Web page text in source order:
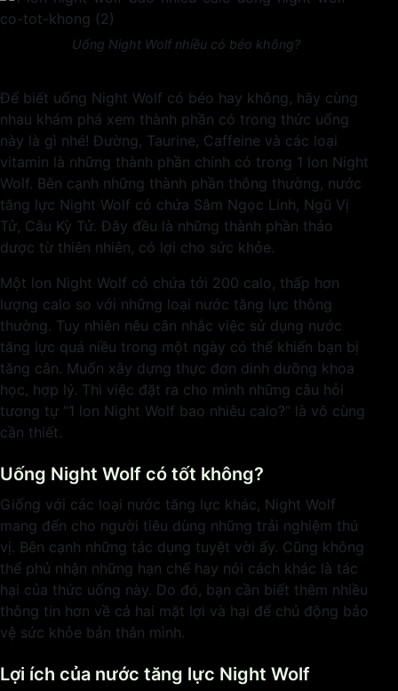
Uống Night Wolf nhiều có béo không?
Để biết uống Night Wolf có béo hay không, hãy cùng
nhau khám phá xem thành phần có trong thức uống
này là gì nhé! Đường, Taurine, Caffeine và các loại
vitamin là những thành phần chính có trong 1 lon Night
Wolf. Bên cạnh những thành phần thông thường, nước
tăng lực Night Wolf có chứa Sâm Ngọc Linh, Ngũ Vị
Tử, Câu Kỳ Tử. Đây đều là những thành phần thảo
dược từ thiên nhiên, có lợi cho sức khỏe.
Một lon Night Wolf có chứa tới 200 calo, thấp hơn
lượng calo so với những loại nước tăng lực thông
thường. Tuy nhiên nêu cân nhắc việc sử dụng nước
tăng lực quá niều trong một ngày có thể khiến bạn bị
tăng cân. Muốn xây dựng thực đơn dinh dưỡng khoa
học, hợp lý. Thì việc đặt ra cho mình những câu hỏi
tương tự “1 lon Night Wolf bao nhiêu calo?” là vô cùng
cần thiết.
Uống Night Wolf có tốt không?
Giống với các loại nước tăng lực khác, Night Wolf
mang đến cho người tiêu dùng những trải nghiệm thú
vị. Bên cạnh những tác dụng tuyệt vời ấy. Cũng không
thể phủ nhận những hạn chế hay nói cách khác là tác
hại của thức uống này. Do đó, bạn cần biết thêm nhiều
thông tin hơn về cả hai mặt lợi và hại để chủ động bảo
vệ sức khỏe bản thân mình.
Lợi ích của nước tăng lực Night Wolf